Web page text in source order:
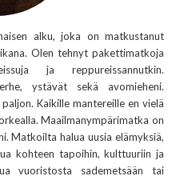
alku, joka on matkustanut
Olen tehnyt pakettimatkoja
ja reppureissannutkin.
ystävät sekä avomieheni.
Kaikille mantereille en vielä
Maailmanympärimatka on
Matkoilta halua uusia elämyksiä,
kohteen tapoihin, kulttuuriin ja
vuoristosta sademetsään tai